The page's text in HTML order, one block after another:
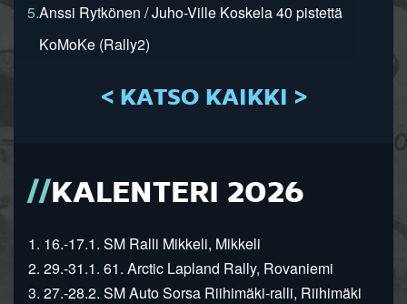
5.Anssi Rytkönen / Juho-Ville Koskela 40 pistettä
KoMoKe (Rally2)
< KATSO KAIKKI >
KALENTERI 2026
1. 16.-17.1. SM Ralli Mikkeli, Mikkeli
2. 29.-31.1. 61. Arctic Lapland Rally, Rovaniemi
3. 27.-28.2. SM Auto Sorsa Riihimäki-ralli, Riihimäki